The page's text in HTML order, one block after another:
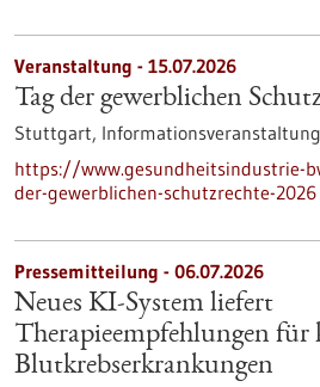
Veranstaltung - 15.07.2026
Tag der gewerblichen
Stuttgart, Informationsveranstaltung
https://www.gesundheitsindustrie-
der-gewerblichen-schutzrechte-2026
Pressemitteilung - 06.07.2026
Neues KI-System liefert
Therapieempfehlungen für
Blutkrebserkrankungen